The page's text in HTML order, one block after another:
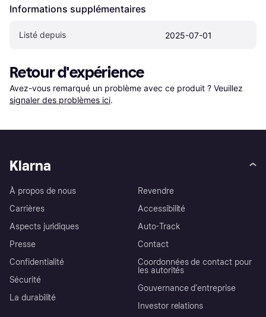
Informations supplémentaires
Listé depuis 2025-07-01
Retour d'expérience
Avez-vous remarqué un problème avec ce produit ? Veuillez
signaler des problèmes ici.
Klarna
À propos de nous
Carrières
Aspects juridiques
Presse
Confidentialité
Sécurité
La durabilité
Revendre
Accessibilité
Auto-Track
Contact
Coordonnées de contact pour
les autorités
Gouvernance d’entreprise
Investor relations